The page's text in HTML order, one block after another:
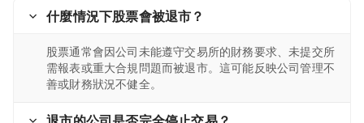
什麼情況下股票會被退市？
股票通常會因公司未能遵守交易所的財務要求、未提交所
需報表或重大合規問題而被退市。這可能反映公司管理不
善或財務狀況不健全。